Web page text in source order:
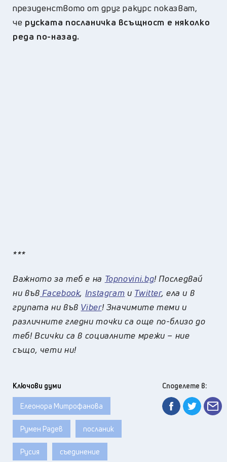
президенството от друг ракурс показват,
че руската посланичка всъщност е няколко
реда по-назад.
***
Важното за теб е на Topnovini.bg! Последвай
ни във Facebook, Instagram и Twitter, ела и в
групата ни във Viber! Значимите теми и
различните гледни точки са още по-близо до
теб! Всички са в социалните мрежи – ние
също, чети ни!
Ключови думи
Елеонора Митрофанова
Румен Радев посланик
Русия съединение
Споделете в: